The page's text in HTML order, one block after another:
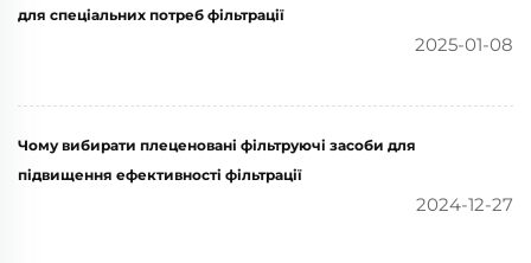
для спеціальних потреб фільтрації
2025-01-08
Чому вибирати плеценовані фільтруючі засоби для
підвищення ефективності фільтрації
2024-12-27